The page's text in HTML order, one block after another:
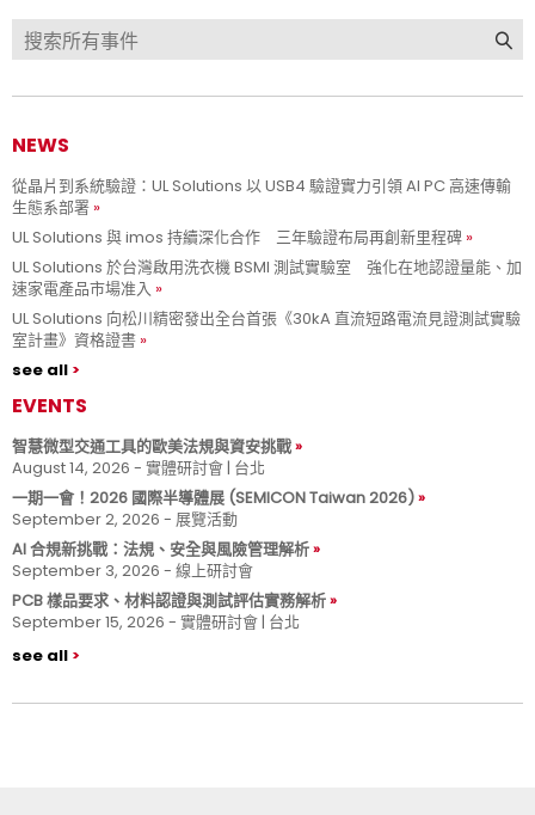
NEWS
從晶片到系統驗證：UL Solutions 以 USB4 驗證實力引領 AI PC 高速傳輸
生態系部署
UL Solutions 與 imos 持續深化合作 三年驗證布局再創新里程碑
UL Solutions 於台灣啟用洗衣機 BSMI 測試實驗室 強化在地認證量能、加
速家電產品市場准入
UL Solutions 向松川精密發出全台首張《30kA 直流短路電流見證測試實驗
室計畫》資格證書
see all
EVENTS
智慧微型交通工具的歐美法規與資安挑戰
August 14, 2026 - 實體研討會 | 台北
一期一會！2026 國際半導體展 (SEMICON Taiwan 2026)
September 2, 2026 - 展覽活動
AI 合規新挑戰：法規、安全與風險管理解析
September 3, 2026 - 線上研討會
PCB 樣品要求、材料認證與測試評估實務解析
September 15, 2026 - 實體研討會 | 台北
see all